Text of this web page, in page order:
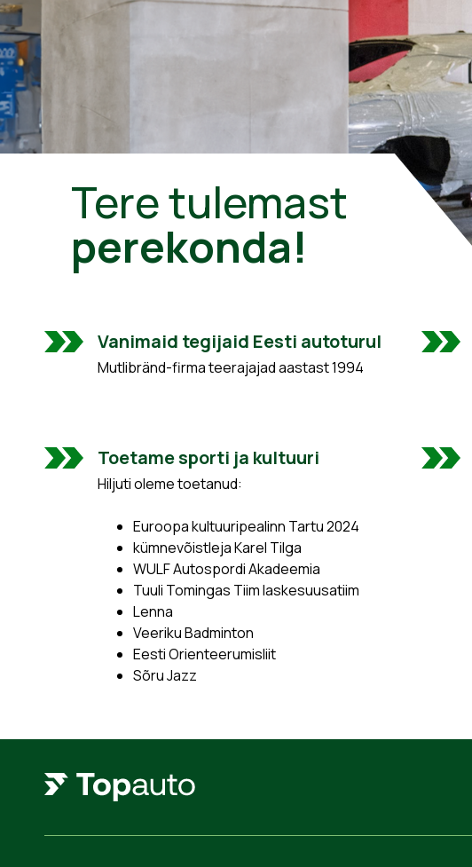
Tere tulemast
perekonda!
Vanimaid tegijaid Eesti autoturul
Mutlibränd-firma teerajajad aastast 1994
Toetame sporti ja kultuuri
Hiljuti oleme toetanud:
Euroopa kultuuripealinn Tartu 2024
kümnevõistleja Karel Tilga
WULF Autospordi Akadeemia
Tuuli Tomingas Tiim laskesuusatiim
Lenna
Veeriku Badminton
Eesti Orienteerumisliit
Sõru Jazz